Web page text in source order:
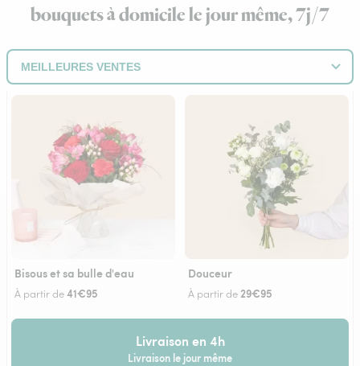
bouquets à domicile le jour même, 7j/7
Bisous et sa bulle d'eau
À partir de41€95
Douceur
À partir de 29€95
Livraison en 4h
Livraison le jour même